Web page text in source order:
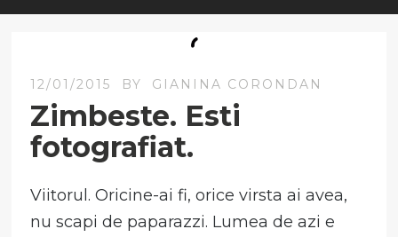
12/01/2015 BY GIANINA CORONDAN
Zimbeste. Esti
fotografiat.
Viitorul. Oricine-ai fi, orice virsta ai avea,
nu scapi de paparazzi. Lumea de azi e